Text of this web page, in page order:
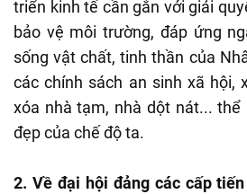
triển kinh tế cần gắn với giải
bảo vệ môi trường, đáp ứng
sống vật chất, tinh thần của
các chính sách an sinh xã hội,
xóa nhà tạm, nhà dột nát...
đẹp của chế độ ta.
2. Về đại hội đảng các cấp